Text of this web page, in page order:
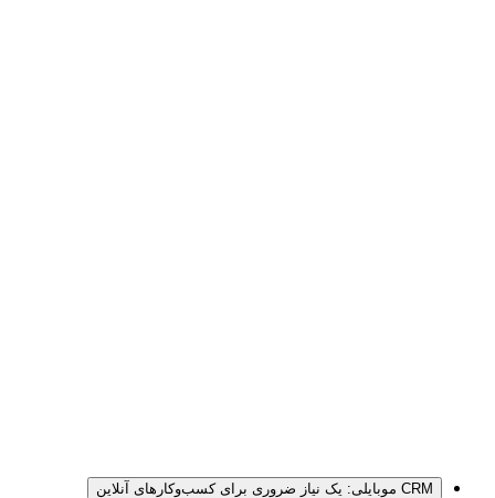
CRM موبایلی: یک نیاز ضروری برای کسب‌وکارهای آنلاین